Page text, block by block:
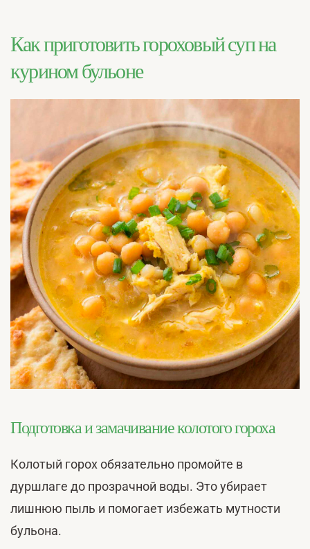
Как приготовить гороховый суп на
курином бульоне
Подготовка и замачивание колотого гороха
Колотый горох обязательно промойте в
дуршлаге до прозрачной воды. Это убирает
лишнюю пыль и помогает избежать мутности
бульона.